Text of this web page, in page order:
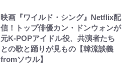
映画『ワイルド・シング』Netflix配
信！トップ俳優カン・ドンウォンが
元K-POPアイドル役、共演者たち
との歌と踊りが見もの【韓流談義
fromソウル】